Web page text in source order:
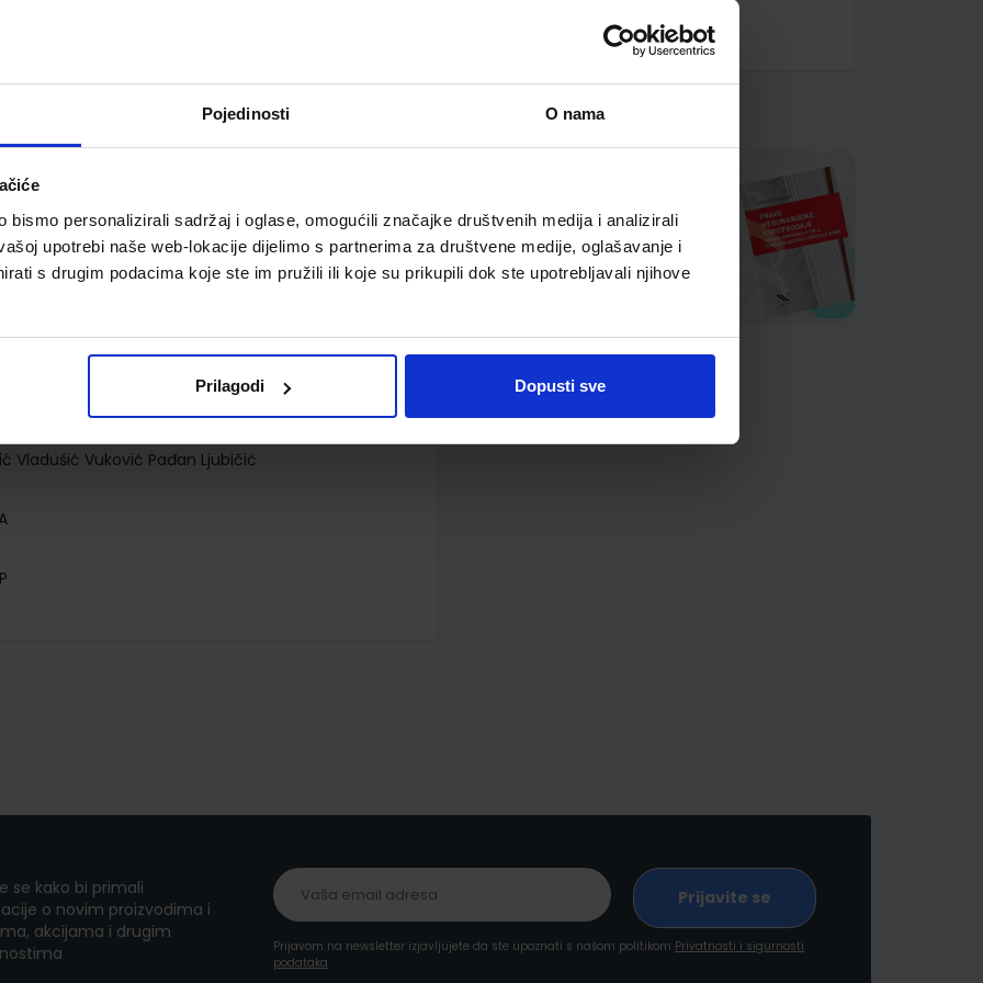
Pojedinosti O nama
bismo personalizirali sadržaj i oglase, omogućili značajke društvenih medija i analizirali
upotrebi naše web-lokacije dijelimo s partnerima za društvene medije, oglašavanje i
s drugim podacima koje ste im pružili ili koje su prikupili dok ste upotrebljavali njihove
Prilagodi Dopusti sve
za pomoć u učenju hrvatskog jezika u prvom
Vladušić Vuković Pađan Ljubičić
se kako bi primali
o novim proizvodima i
akcijama i drugim
Prijavom na newsletter izjavljujete da ste upoznati s našom politikom Privatnosti i sigurnosti
podataka